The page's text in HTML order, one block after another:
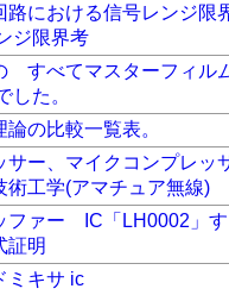
路における信号レンジ限
ジ限界考
すべてマスターフィル
した。
論の比較一覧表。
サー、マイクコンプレッ
術工学(アマチュア無線)
ファー IC「LH0002」
証明
ミキサ ic